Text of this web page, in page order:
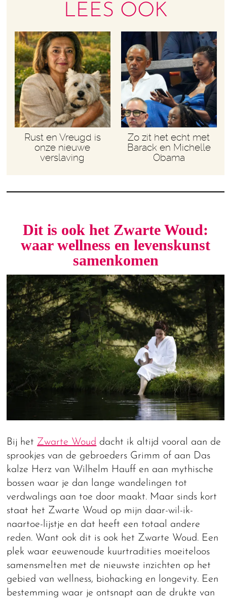
LEES OOK
Rust en Vreugd is
onze nieuwe
verslaving
Zo zit het echt met
Barack en Michelle
Obama
Dit is ook het Zwarte Woud:
waar wellness en levenskunst
samenkomen
Bij het Zwarte Woud dacht ik altijd vooral aan de
sprookjes van de gebroeders Grimm of aan Das
kalze Herz van Wilhelm Hauff en aan mythische
bossen waar je dan lange wandelingen tot
verdwalings aan toe door maakt. Maar sinds kort
staat het Zwarte Woud op mijn daar-wil-ik-
naartoe-lijstje en dat heeft een totaal andere
reden. Want ook dit is ook het Zwarte Woud. Een
plek waar eeuwenoude kuurtradities moeiteloos
samensmelten met de nieuwste inzichten op het
gebied van wellness, biohacking en longevity. Een
bestemming waar je ontsnapt aan de drukte van